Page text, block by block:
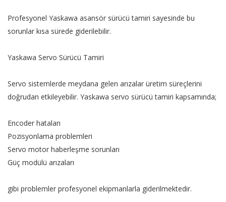
Profesyonel Yaskawa asansör sürücü tamiri sayesinde bu
sorunlar kısa sürede giderilebilir.
Yaskawa Servo Sürücü Tamiri
Servo sistemlerde meydana gelen arızalar üretim süreçlerini
doğrudan etkileyebilir. Yaskawa servo sürücü tamiri kapsamında;
Encoder hataları
Pozisyonlama problemleri
Servo motor haberleşme sorunları
Güç modülü arızaları
gibi problemler profesyonel ekipmanlarla giderilmektedir.